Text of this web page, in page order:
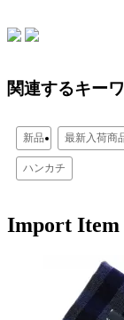
関連するキー
新品 最新入荷商
ハンカチ
Import Item